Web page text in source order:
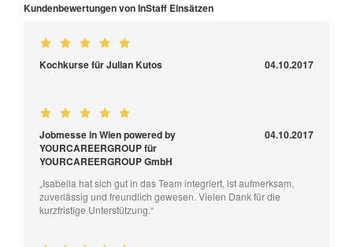
Kundenbewertungen von InStaff Einsätzen
Kochkurse für Julian Kutos 04.10.2017
Jobmesse in Wien powered by
YOURCAREERGROUP für
YOURCAREERGROUP GmbH
04.10.2017
„Isabella hat sich gut in das Team integriert, ist aufmerksam,
zuverlässig und freundlich gewesen. Vielen Dank für die
kurzfristige Unterstützung.“